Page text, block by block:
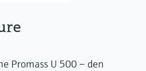
Promass U 500 – den